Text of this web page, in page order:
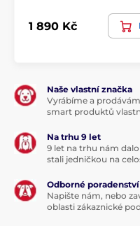
1 890 Kč
Naše vlastní značka
Vyrábíme a
smart produktů
Na trhu 9 let
9 let na trhu nám
stali jedničkou na
Odborné poradenství
Napište nám, nebo
oblasti zákaznické